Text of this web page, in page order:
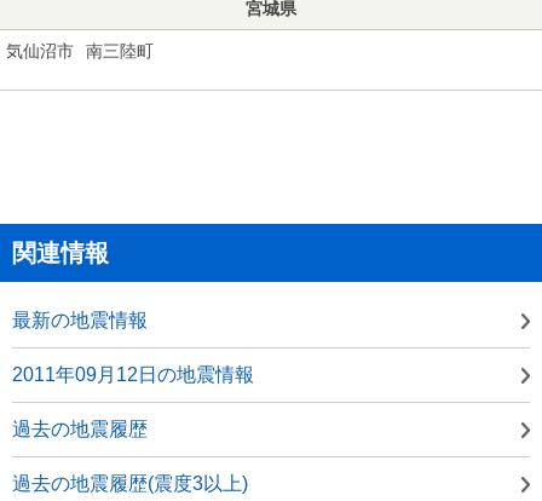
宮城県
気仙沼市 南三陸町
関連情報
最新の地震情報
2011年09月12日の地震情報
過去の地震履歴
過去の地震履歴(震度3以上)